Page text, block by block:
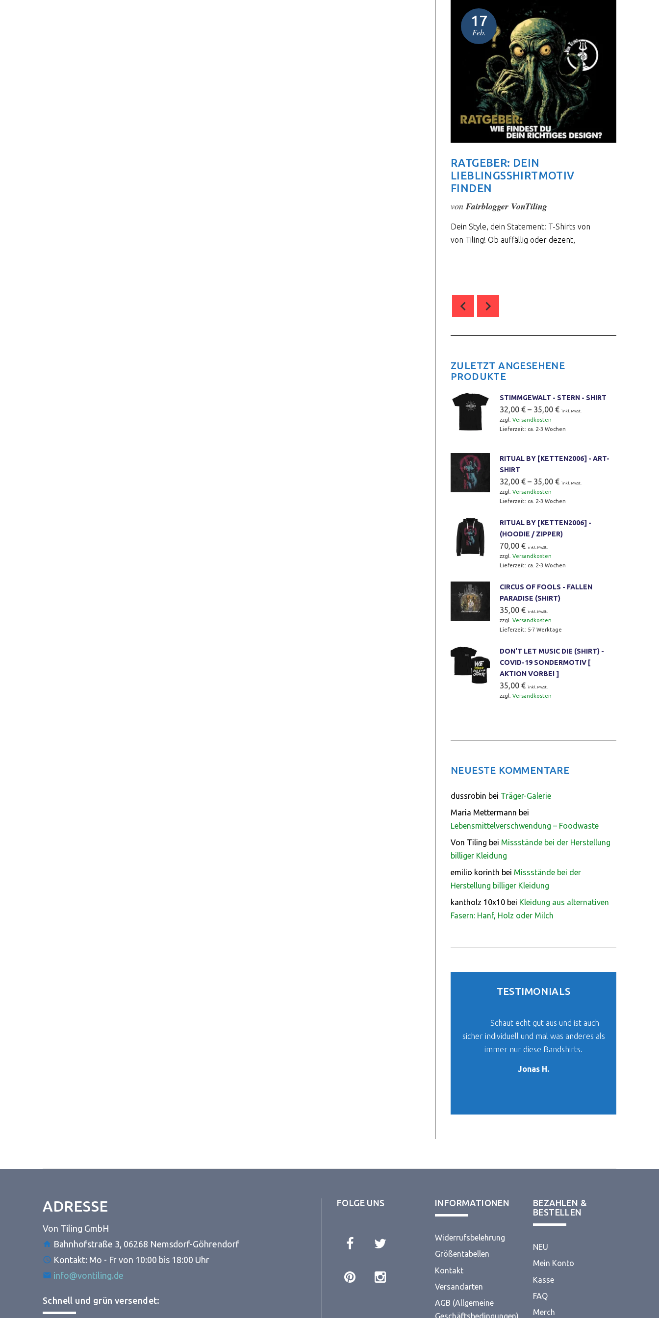
17
Feb.
RATGEBER: DEIN
LIEBLINGSSHIRTMOTIV
FINDEN
von Fairblogger VonTiling
Dein Style, dein Statement: T-Shirts von
von Tiling! Ob auffällig oder dezent,
ZULETZT ANGESEHENE
PRODUKTE
STIMMGEWALT - STERN - SHIRT
32,00 € – 35,00 € inkl. MwSt.
zzgl. Versandkosten
Lieferzeit: ca. 2-3 Wochen
RITUAL BY [KETTEN2006] - ART-
SHIRT
32,00 € – 35,00 € inkl. MwSt.
zzgl. Versandkosten
Lieferzeit: ca. 2-3 Wochen
RITUAL BY [KETTEN2006] -
(HOODIE / ZIPPER)
70,00 € inkl. MwSt.
zzgl. Versandkosten
Lieferzeit: ca. 2-3 Wochen
CIRCUS OF FOOLS - FALLEN
PARADISE (SHIRT)
35,00 € inkl. MwSt.
zzgl. Versandkosten
Lieferzeit: 5-7 Werktage
DON'T LET MUSIC DIE (SHIRT) -
COVID-19 SONDERMOTIV [
AKTION VORBEI ]
35,00 € inkl. MwSt.
zzgl. Versandkosten
NEUESTE KOMMENTARE
dussrobin bei Träger-Galerie
Maria Mettermann bei
Lebensmittelverschwendung – Foodwaste
Von Tiling bei Missstände bei der Herstellung
billiger Kleidung
emilio korinth bei Missstände bei der
Herstellung billiger Kleidung
kantholz 10x10 bei Kleidung aus alternativen
Fasern: Hanf, Holz oder Milch
TESTIMONIALS
Schaut echt gut aus und ist auch
sicher individuell und mal was anderes als
immer nur diese Bandshirts.
Jonas H.
ADRESSE
Von Tiling GmbH
Bahnhofstraße 3, 06268 Nemsdorf-Göhrendorf
Kontakt: Mo - Fr von 10:00 bis 18:00 Uhr
info@vontiling.de
Schnell und grün versendet:
FOLGE UNS INFORMATIONEN
Widerrufsbelehrung
Größentabellen
Kontakt
Versandarten
AGB (Allgemeine
Geschäftsbedingungen)
BEZAHLEN &
BESTELLEN
NEU
Mein Konto
Kasse
FAQ
Merch